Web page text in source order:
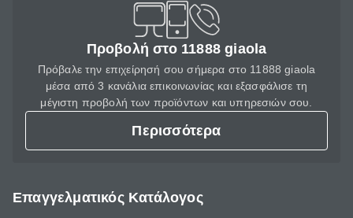
Προβολή στο 11888 giaola
Πρόβαλε την επιχείρησή σου σήμερα στο 11888 giaola
μέσα από 3 κανάλια επικοινωνίας και εξασφάλισε τη
μέγιστη προβολή των προϊόντων και υπηρεσιών σου.
Περισσότερα
Επαγγελματικός Κατάλογος